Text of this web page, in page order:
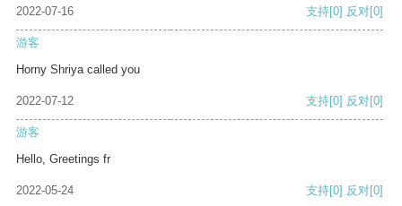
2022-07-16 支持[0] 反对[0]
游客
Horny Shriya called you
2022-07-12 支持[0] 反对[0]
游客
Hello, Greetings fr
2022-05-24 支持[0] 反对[0]